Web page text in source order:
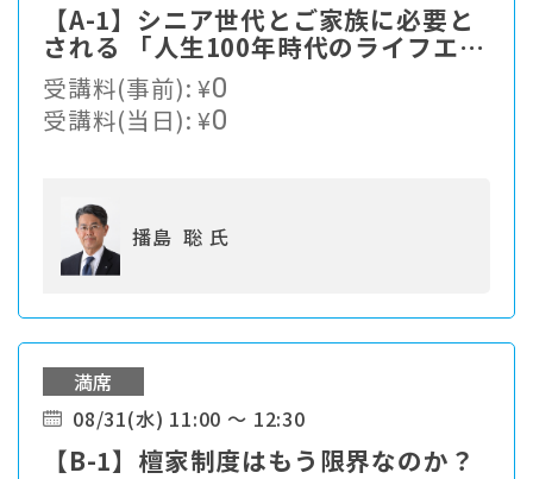
【A-1】シニア世代とご家族に必要と
される 「人生100年時代のライフエン
ディングカンパニー」への進化とは。
受講料(事前):¥0
受講料(当日):¥0
播島 聡 氏
満席
08/31(水) 11:00 ～ 12:30
【B-1】檀家制度はもう限界なのか？